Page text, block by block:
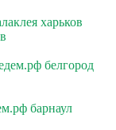
харьков
белгород
барнаул